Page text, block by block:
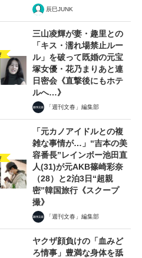
辰巳JUNK
三山凌輝が妻・趣里との
「キス・濡れ場禁止ルー
ル」を破って既婚の元宝
塚女優・花乃まりあと連
日密会《直撃後にもホテ
ルへ…》
「週刊文春」編集部
「元カノアイドルとの複
雑な事情が…」“吉本の美
容番長”レインボー池田直
人(31)が元AKB篠崎彩奈
（28）と2泊3日“超親
密”韓国旅行《スクープ
撮》
「週刊文春」編集部
ヤクザ顔負けの「血みど
ろ情事」豊満な身体を舐